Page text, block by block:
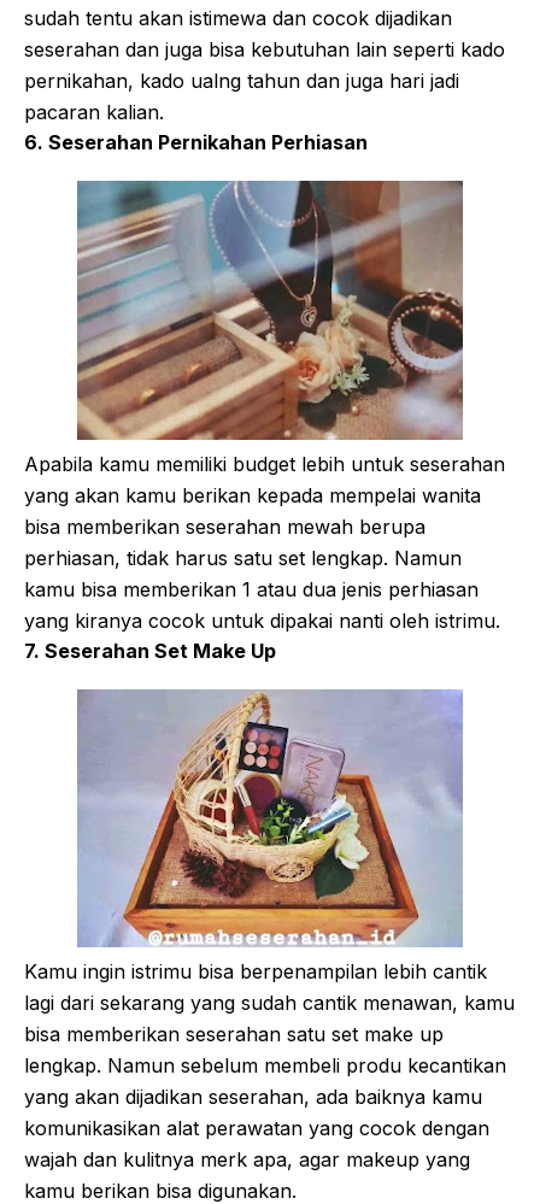
sudah tentu akan istimewa dan cocok dijadikan
seserahan dan juga bisa kebutuhan lain seperti kado
pernikahan, kado ualng tahun dan juga hari jadi
pacaran kalian.
6. Seserahan Pernikahan Perhiasan
Apabila kamu memiliki budget lebih untuk seserahan
yang akan kamu berikan kepada mempelai wanita
bisa memberikan seserahan mewah berupa
perhiasan, tidak harus satu set lengkap. Namun
kamu bisa memberikan 1 atau dua jenis perhiasan
yang kiranya cocok untuk dipakai nanti oleh istrimu.
7. Seserahan Set Make Up
Kamu ingin istrimu bisa berpenampilan lebih cantik
lagi dari sekarang yang sudah cantik menawan, kamu
bisa memberikan seserahan satu set make up
lengkap. Namun sebelum membeli produ kecantikan
yang akan dijadikan seserahan, ada baiknya kamu
komunikasikan alat perawatan yang cocok dengan
wajah dan kulitnya merk apa, agar makeup yang
kamu berikan bisa digunakan.